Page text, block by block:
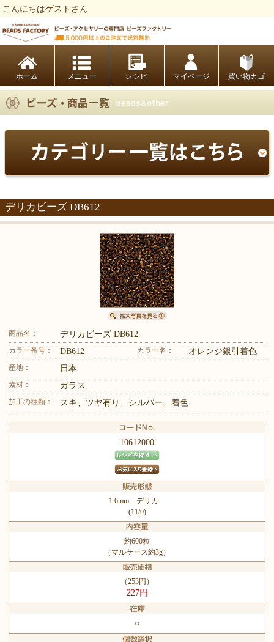
こんにちはゲストさん
ホーム レシピ マイページ 買い物カゴ
デリカビーズ DB612
商品名： デリカビーズ DB612
カラー番号： DB612 カラー名： オレンジ銀引着色
産地： 日本
素材： ガラス
加工の種類： スキ、ツヤ有り、シルバー、着色
10612000
1.6mm デリカ
(11/0)
約600粒
（マルケース約3g）
（253円）
227円
○